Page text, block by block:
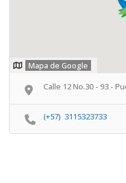
Mapa de Google
Calle 12 No.30 - 93 -
(+57) 3115323733